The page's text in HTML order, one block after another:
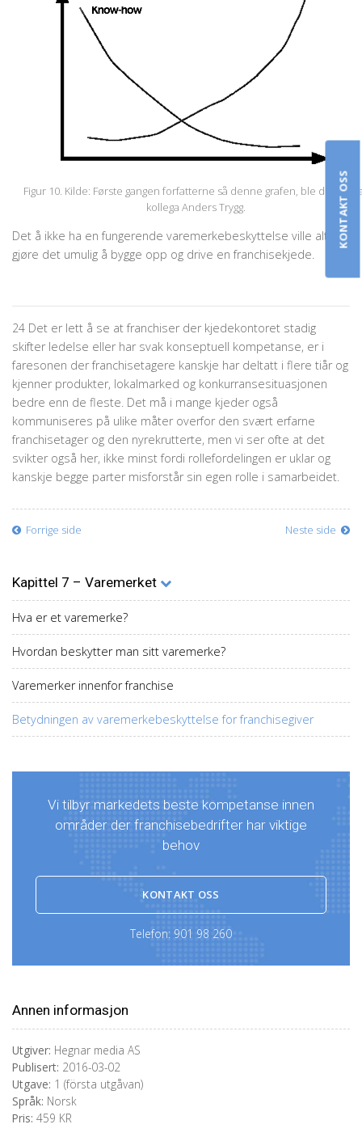
Figur 10. Kilde: Første gangen forfatterne så denne grafen, ble den vist
kollega Anders Trygg.
Det å ikke ha en fungerende varemerkebeskyttelse ville altså
gjøre det umulig å bygge opp og drive en franchisekjede.
24 Det er lett å se at franchiser der kjedekontoret stadig
skifter ledelse eller har svak konseptuell kompetanse, er i
faresonen der franchisetagere kanskje har deltatt i flere tiår og
kjenner produkter, lokalmarked og konkurransesituasjonen
bedre enn de fleste. Det må i mange kjeder også
kommuniseres på ulike måter overfor den svært erfarne
franchisetager og den nyrekrutterte, men vi ser ofte at det
svikter også her, ikke minst fordi rollefordelingen er uklar og
kanskje begge parter misforstår sin egen rolle i samarbeidet.
Forrige side Neste side
Kapittel 7 – Varemerket
Hva er et varemerke?
Hvordan beskytter man sitt varemerke?
Varemerker innenfor franchise
Betydningen av varemerkebeskyttelse for franchisegiver
Vi tilbyr markedets beste kompetanse innen
områder der franchisebedrifter har viktige
behov
KONTAKT OSS
Telefon: 901 98 260
Annen informasjon
Utgiver: Hegnar media AS
Publisert: 2016-03-02
Utgave: 1 (första utgåvan)
Språk: Norsk
Pris: 459 KR
KONTAKT OSS